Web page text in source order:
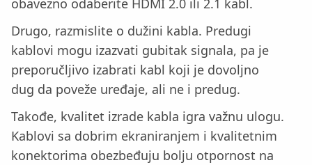
obavezno odaberite HDMI 2.0 ili 2.1 kabl.
Drugo, razmislite o dužini kabla. Predugi
kablovi mogu izazvati gubitak signala, pa je
preporučljivo izabrati kabl koji je dovoljno
dug da poveže uređaje, ali ne i predug.
Takođe, kvalitet izrade kabla igra važnu ulogu.
Kablovi sa dobrim ekraniranjem i kvalitetnim
konektorima obezbeđuju bolju otpornost na